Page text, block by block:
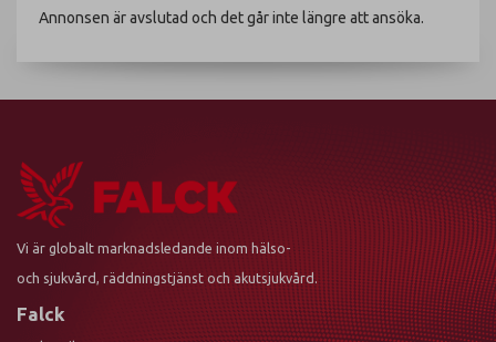
Annonsen är avslutad och det går inte längre att ansöka.
Vi är globalt marknadsledande inom hälso-
och sjukvård, räddningstjänst och akutsjukvård.
Falck